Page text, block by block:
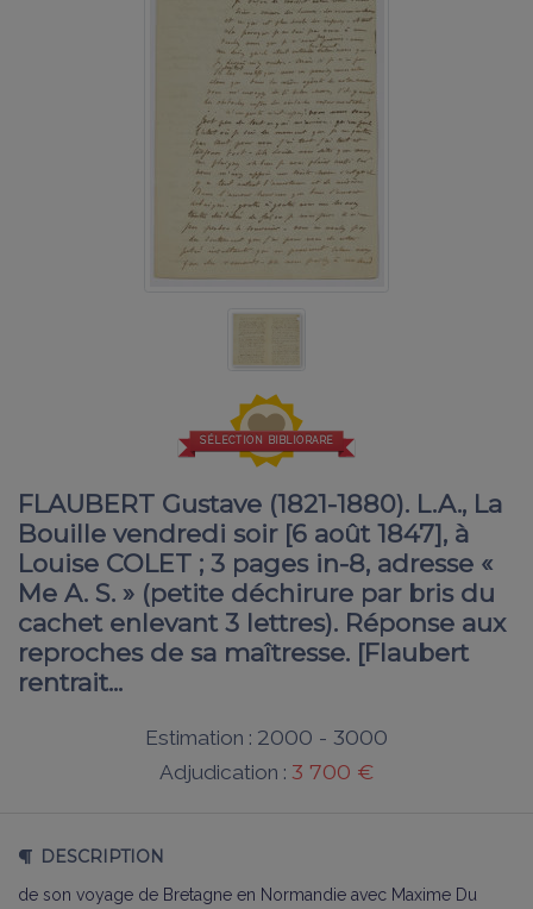
SÉLECTION BIBLIORARE
FLAUBERT Gustave (1821-1880). L.A., La
Bouille vendredi soir [6 août 1847], à
Louise COLET ; 3 pages in-8, adresse «
Me A. S. » (petite déchirure par bris du
cachet enlevant 3 lettres). Réponse aux
reproches de sa maîtresse. [Flaubert
rentrait...
Estimation : 2000 - 3000
Adjudication : 3 700 €
DESCRIPTION
de son voyage de Bretagne en Normandie avec Maxime Du